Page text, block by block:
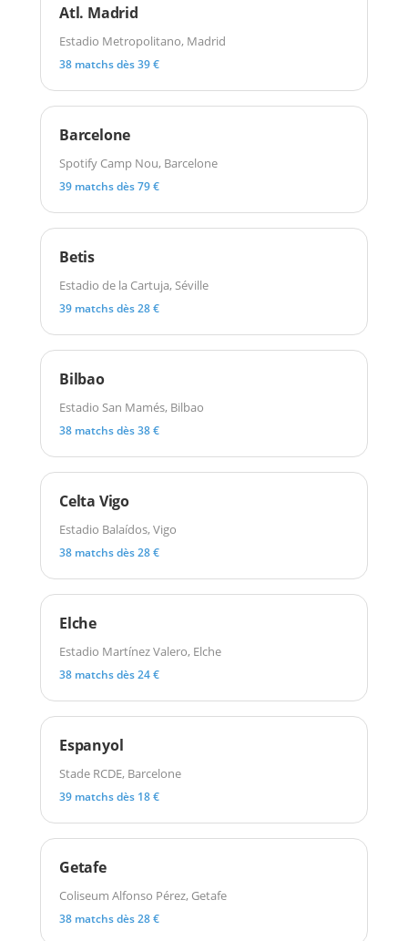
Atl. Madrid
Estadio Metropolitano, Madrid
38 matchs dès 39 €
Barcelone
Spotify Camp Nou, Barcelone
39 matchs dès 79 €
Betis
Estadio de la Cartuja, Séville
39 matchs dès 28 €
Bilbao
Estadio San Mamés, Bilbao
38 matchs dès 38 €
Celta Vigo
Estadio Balaídos, Vigo
38 matchs dès 28 €
Elche
Estadio Martínez Valero, Elche
38 matchs dès 24 €
Espanyol
Stade RCDE, Barcelone
39 matchs dès 18 €
Getafe
Coliseum Alfonso Pérez, Getafe
38 matchs dès 28 €